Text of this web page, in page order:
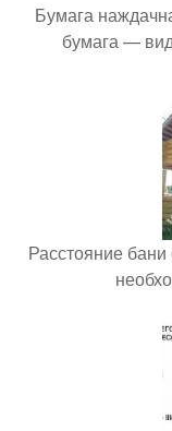
Бумага
бумага —
Расстояние